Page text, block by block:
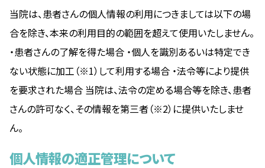
当院は、患者さんの個人情報の利用につきましては以下の場
合を除き、本来の利用目的の範囲を超えて使用いたしません。
・患者さんの了解を得た場合 ・個人を識別あるいは特定でき
ない状態に加工（※1）して利用する場合 ・法令等により提供
を要求された場合 当院は、法令の定める場合等を除き、患者
さんの許可なく、その情報を第三者（※2）に提供いたしませ
ん。
個人情報の適正管理について